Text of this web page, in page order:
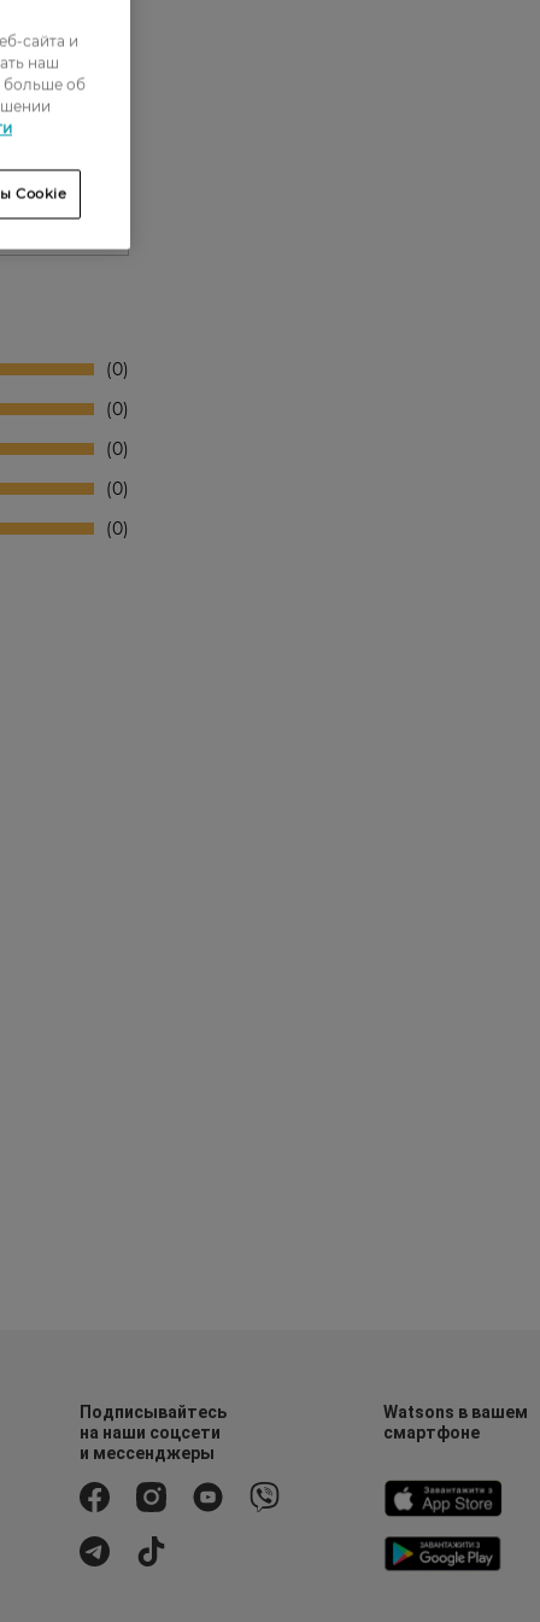
0
0
0
0
0
Подписывайтесь
на наши соцсети
и мессенджеры
Watsons в вашем
смартфоне
сайта и
наш
больше об
Cookie